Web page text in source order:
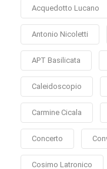
Acquedotto Lucano
Antonio Nicoletti
APT Basilicata
Caleidoscopio
Carmine Cicala
Concerto
Cosimo Latronico